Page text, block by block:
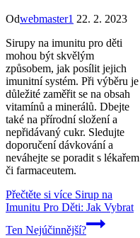
Odwebmaster1 22. 2. 2023
Sirupy na imunitu pro děti
mohou být skvělým
způsobem, jak posílit jejich
imunitní systém. Při výběru je
důležité zaměřit se na obsah
vitamínů a minerálů. Dbejte
také na přírodní složení a
nepřidávaný cukr. Sledujte
doporučení dávkování a
neváhejte se poradit s lékařem
či farmaceutem.
Přečtěte si více Sirup na
Imunitu Pro Děti: Jak Vybrat
Ten Nejúčinnější?